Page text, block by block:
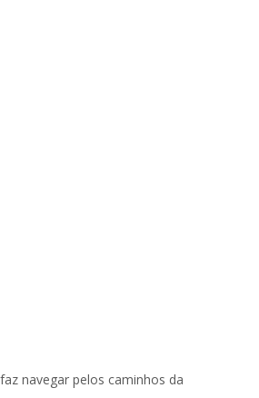
navegar pelos caminhos da